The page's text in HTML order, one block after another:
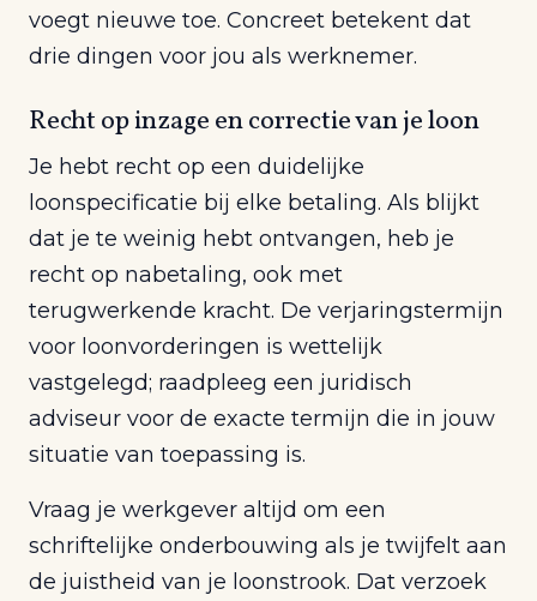
voegt nieuwe toe. Concreet betekent dat
drie dingen voor jou als werknemer.
Recht op inzage en correctie van je loon
Je hebt recht op een duidelijke
loonspecificatie bij elke betaling. Als blijkt
dat je te weinig hebt ontvangen, heb je
recht op nabetaling, ook met
terugwerkende kracht. De verjaringstermijn
voor loonvorderingen is wettelijk
vastgelegd; raadpleeg een juridisch
adviseur voor de exacte termijn die in jouw
situatie van toepassing is.
Vraag je werkgever altijd om een
schriftelijke onderbouwing als je twijfelt aan
de juistheid van je loonstrook. Dat verzoek